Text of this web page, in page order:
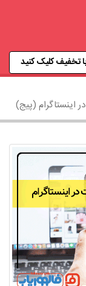
تخفیف کلیک کنید
(پیج)